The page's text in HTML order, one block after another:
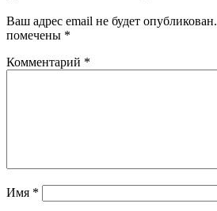
Ваш адрес email не будет опубликован.
помечены *
Комментарий *
Имя *